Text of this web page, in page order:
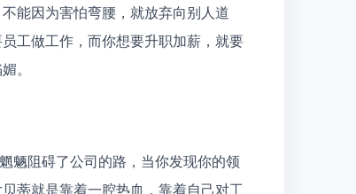
能因为害怕弯腰，就放弃向别人道
工做工作，而你想要升职加薪，就要
。
蒂就是靠着一腔热血，靠着自己对工